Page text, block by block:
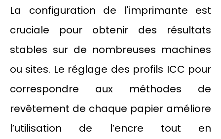
La configuration de l'imprimante est
cruciale pour obtenir des résultats
stables sur de nombreuses machines
ou sites. Le réglage des profils ICC pour
correspondre aux méthodes de
revêtement de chaque papier améliore
l’utilisation de l’encre tout en